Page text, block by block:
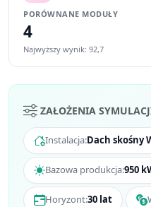
PORÓWNANE MODUŁY
4
Najwyższy wynik: 92,7
ZAŁOŻENIA
Instalacja:Dach skośny
Bazowa produkcja:950
Horyzont:30 lat